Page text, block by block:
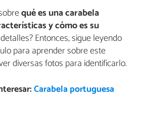
qué es una carabela
y cómo es su
Entonces, sigue leyendo
para aprender sobre este
diversas fotos para identificarlo.
Carabela portuguesa